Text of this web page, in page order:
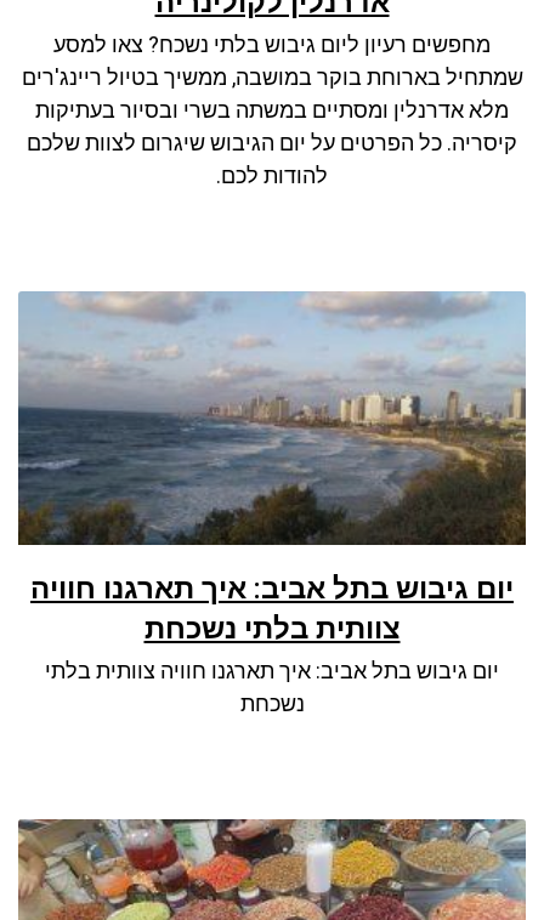
ניגודיות כהה
font_download סמן קישורים
לאפס את כל האפשרויות
cached
מחפשים רעיון ליום גיבוש בלתי נשכח? צאו למסע
שמתחיל בארוחת בוקר במושבה, ממשיך בטיול ריינג'רים
מלא אדרנלין ומסתיים במשתה בשרי ובסיור בעתיקות
קיסריה. כל הפרטים על יום הגיבוש שיגרום לצוות שלכם
להודות לכם.
יום גיבוש בתל אביב: איך תארגנו חוויה
צוותית בלתי נשכחת
יום גיבוש בתל אביב: איך תארגנו חוויה צוותית בלתי
נשכחת